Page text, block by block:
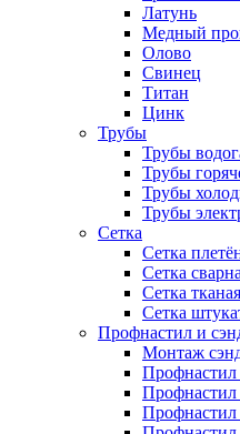
Латунь
Медный
Олово
Свинец
Титан
Цинк
Трубы
Трубы
Трубы
Трубы
Трубы
Сетка
Сетка
Сетка
Сетка тканая
Сетка
Профнастил и
Монтаж